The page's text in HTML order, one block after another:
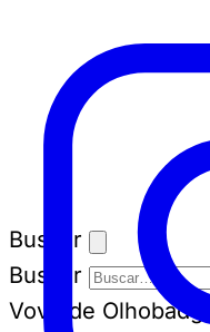
Buscar
Buscar
Vovô de Olho